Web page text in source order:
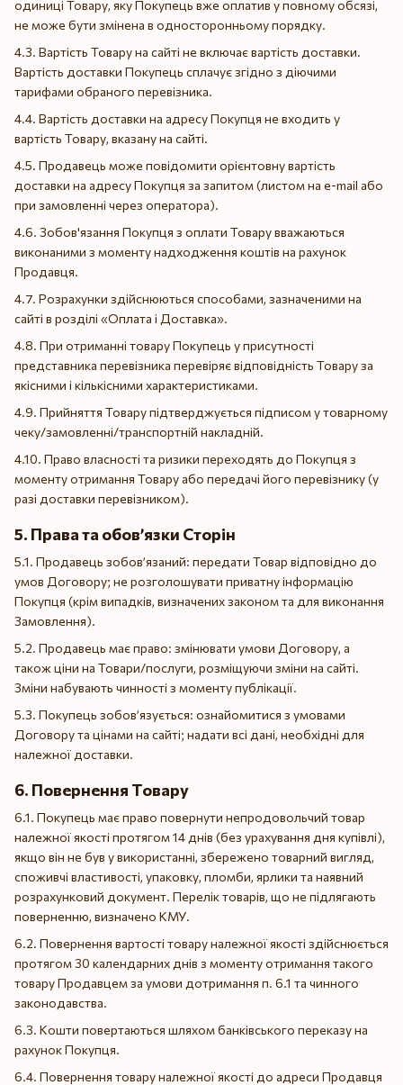
одиниці Товару, яку Покупець вже оплатив у повному обсязі,
не може бути змінена в односторонньому порядку.
4.3. Вартість Товару на сайті не включає вартість доставки.
Вартість доставки Покупець сплачує згідно з діючими
тарифами обраного перевізника.
4.4. Вартість доставки на адресу Покупця не входить у
вартість Товару, вказану на сайті.
4.5. Продавець може повідомити орієнтовну вартість
доставки на адресу Покупця за запитом (листом на e-mail або
при замовленні через оператора).
4.6. Зобов'язання Покупця з оплати Товару вважаються
виконаними з моменту надходження коштів на рахунок
Продавця.
4.7. Розрахунки здійснюються способами, зазначеними на
сайті в розділі «Оплата і Доставка».
4.8. При отриманні товару Покупець у присутності
представника перевізника перевіряє відповідність Товару за
якісними і кількісними характеристиками.
4.9. Прийняття Товару підтверджується підписом у товарному
чеку/замовленні/транспортній накладній.
4.10. Право власності та ризики переходять до Покупця з
моменту отримання Товару або передачі його перевізнику (у
разі доставки перевізником).
5. Права та обов’язки Сторін
5.1. Продавець зобов’язаний: передати Товар відповідно до
умов Договору; не розголошувати приватну інформацію
Покупця (крім випадків, визначених законом та для виконання
Замовлення).
5.2. Продавець має право: змінювати умови Договору, а
також ціни на Товари/послуги, розміщуючи зміни на сайті.
Зміни набувають чинності з моменту публікації.
5.3. Покупець зобов’язується: ознайомитися з умовами
Договору та цінами на сайті; надати всі дані, необхідні для
належної доставки.
6. Повернення Товару
6.1. Покупець має право повернути непродовольчий товар
належної якості протягом 14 днів (без урахування дня купівлі),
якщо він не був у використанні, збережено товарний вигляд,
споживчі властивості, упаковку, пломби, ярлики та наявний
розрахунковий документ. Перелік товарів, що не підлягають
поверненню, визначено КМУ.
6.2. Повернення вартості товару належної якості здійснюється
протягом 30 календарних днів з моменту отримання такого
товару Продавцем за умови дотримання п. 6.1 та чинного
законодавства.
6.3. Кошти повертаються шляхом банківського переказу на
рахунок Покупця.
6.4. Повернення товару належної якості до адреси Продавця